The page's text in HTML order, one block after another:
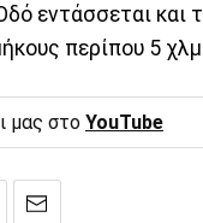
εντάσσεται και
περίπου 5
μας στο YouTube